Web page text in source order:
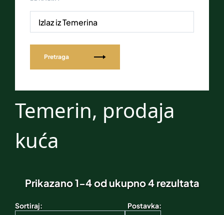
Izlaz iz Temerina
Pretraga
Temerin, prodaja
kuća
Prikazano 1-4 od ukupno 4 rezultata
Postavka:
Sortiraj: